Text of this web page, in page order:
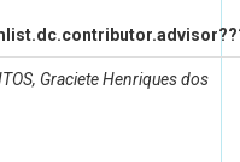
Graciete Henriques dos